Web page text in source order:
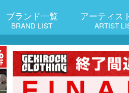
ブランド一覧
BRAND LIST
アーティス
ARTIST